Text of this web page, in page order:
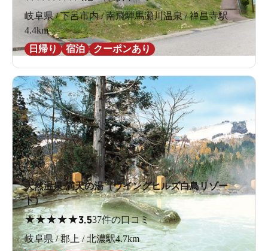
岐阜県 / 下呂市内 / 南飛騨馬瀬川温泉 / 禅昌寺駅
4.4km
日帰り
宿泊 クーポンあり
天然温泉 満天の湯（ウイングヒルズ白鳥リゾー
ト）
★★★★★3.537件の口コミ
岐阜県 / 郡上 / 北濃駅4.7km